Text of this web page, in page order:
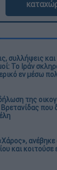
συλλήψεις και
Το Ιράν
εν μέσω
της
που
και κοιτούσε